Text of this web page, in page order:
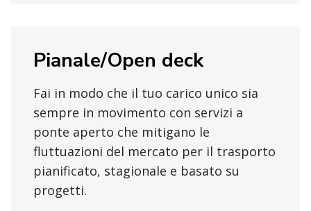
Pianale/Open deck
Fai in modo che il tuo carico unico sia
sempre in movimento con servizi a
ponte aperto che mitigano le
fluttuazioni del mercato per il trasporto
pianificato, stagionale e basato su
progetti.